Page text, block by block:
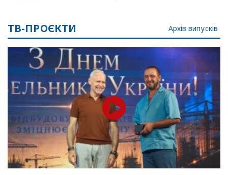
ТВ-ПРОЄКТИ Архів випусків